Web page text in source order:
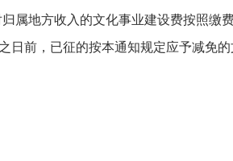
属地方收入的文化事业建设费按照缴
日前，已征的按本通知规定应予减免